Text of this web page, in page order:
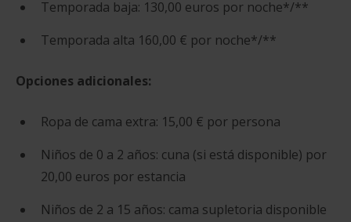
Temporada baja: 130,00 euros por noche*/**
Temporada alta 160,00 € por noche*/**
Opciones adicionales:
Ropa de cama extra: 15,00 € por persona
Niños de 0 a 2 años: cuna (si está disponible) por
20,00 euros por estancia
Niños de 2 a 15 años: cama supletoria disponible